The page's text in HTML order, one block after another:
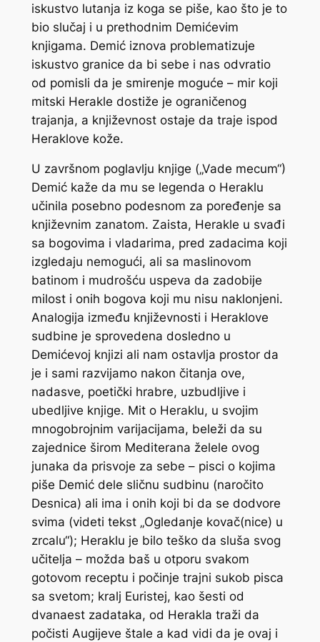
iskustvo lutanja iz koga se piše, kao što je to
bio slučaj i u prethodnim Demićevim
knjigama. Demić iznova problematizuje
iskustvo granice da bi sebe i nas odvratio
od pomisli da je smirenje moguće – mir koji
mitski Herakle dostiže je ograničenog
trajanja, a književnost ostaje da traje ispod
Heraklove kože.
U završnom poglavlju knjige („Vade mecum“)
Demić kaže da mu se legenda o Heraklu
učinila posebno podesnom za poređenje sa
književnim zanatom. Zaista, Herakle u svađi
sa bogovima i vladarima, pred zadacima koji
izgledaju nemogući, ali sa maslinovom
batinom i mudrošću uspeva da zadobije
milost i onih bogova koji mu nisu naklonjeni.
Analogija između književnosti i Heraklove
sudbine je sprovedena dosledno u
Demićevoj knjizi ali nam ostavlja prostor da
je i sami razvijamo nakon čitanja ove,
nadasve, poetički hrabre, uzbudljive i
ubedljive knjige. Mit o Heraklu, u svojim
mnogobrojnim varijacijama, beleži da su
zajednice širom Mediterana želele ovog
junaka da prisvoje za sebe – pisci o kojima
piše Demić dele sličnu sudbinu (naročito
Desnica) ali ima i onih koji bi da se dodvore
svima (videti tekst „Ogledanje kovač(nice) u
zrcalu“); Heraklu je bilo teško da sluša svog
učitelja – možda baš u otporu svakom
gotovom receptu i počinje trajni sukob pisca
sa svetom; kralj Euristej, kao šesti od
dvanaest zadataka, od Herakla traži da
počisti Augijeve štale a kad vidi da je ovaj i